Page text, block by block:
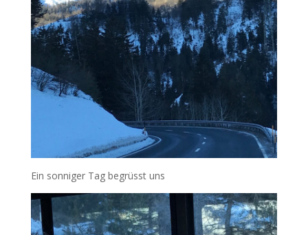
Ein sonniger Tag begrüsst uns